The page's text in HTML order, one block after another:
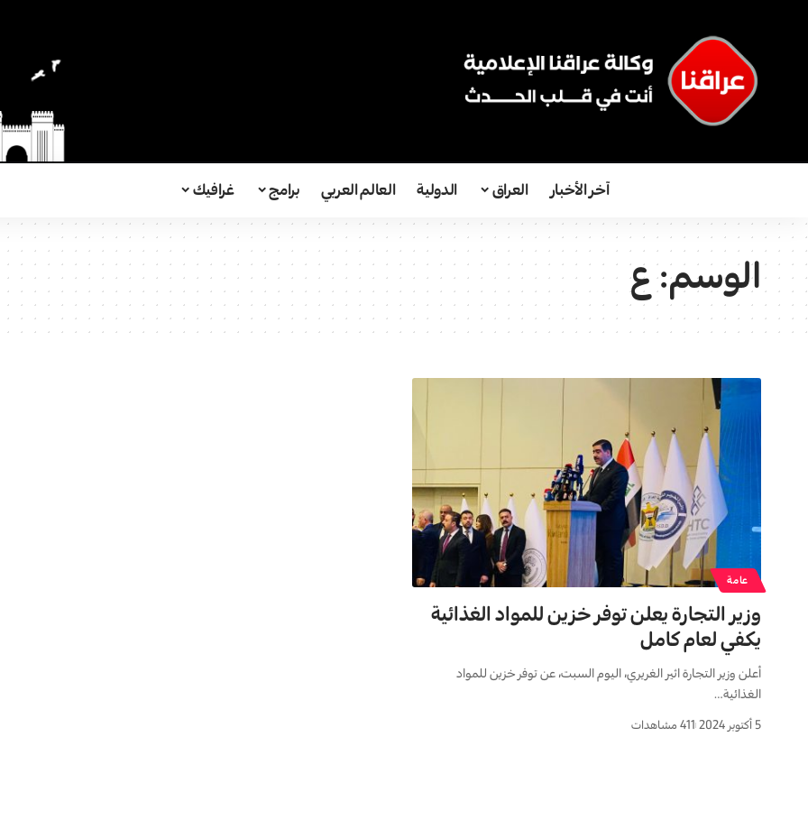
آخر الأخبار العراق الدولية العالم العربي برامج غرافيك
الوسم:ع
عامة
وزير التجارة يعلن توفر خزين للمواد الغذائية
يكفي لعام كامل
أعلن وزير التجارة اثير الغريري، اليوم السبت، عن توفر خزين للمواد
الغذائية…
5 أكتوبر 2024 411 مشاهدات